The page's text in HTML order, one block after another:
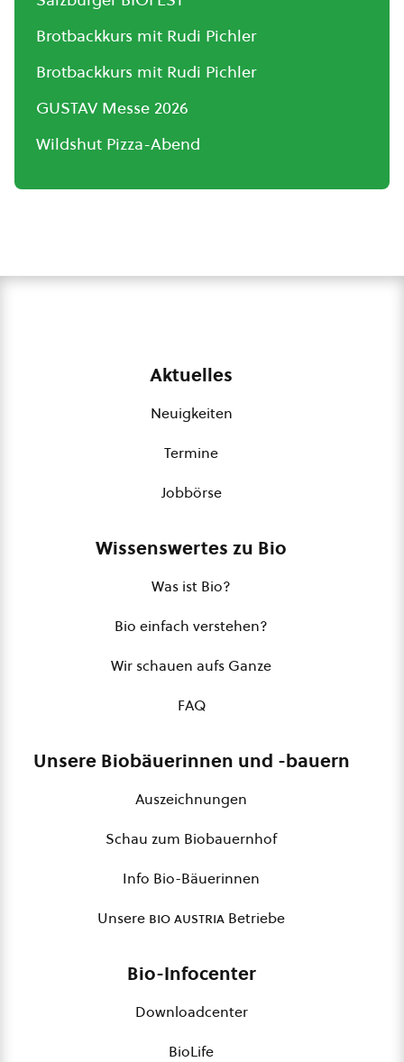
Brotbackkurs mit Rudi Pichler
Brotbackkurs mit Rudi Pichler
GUSTAV Messe 2026
Wildshut Pizza-Abend
Aktuelles
Neuigkeiten
Termine
Jobbörse
Wissenswertes zu Bio
Was ist Bio?
Bio einfach verstehen?
Wir schauen aufs Ganze
FAQ
Unsere Biobäuerinnen und -bauern
Auszeichnungen
Schau zum Biobauernhof
Info Bio-Bäuerinnen
Unsere bio austria Betriebe
Bio-Infocenter
Downloadcenter
BioLife